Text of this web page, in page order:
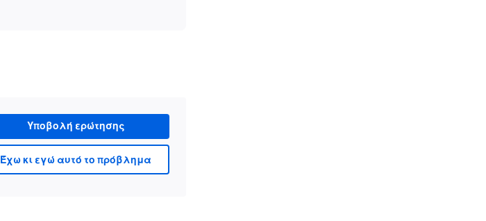
Υποβολή ερώτησης
Έχω κι εγώ αυτό το πρόβλημα